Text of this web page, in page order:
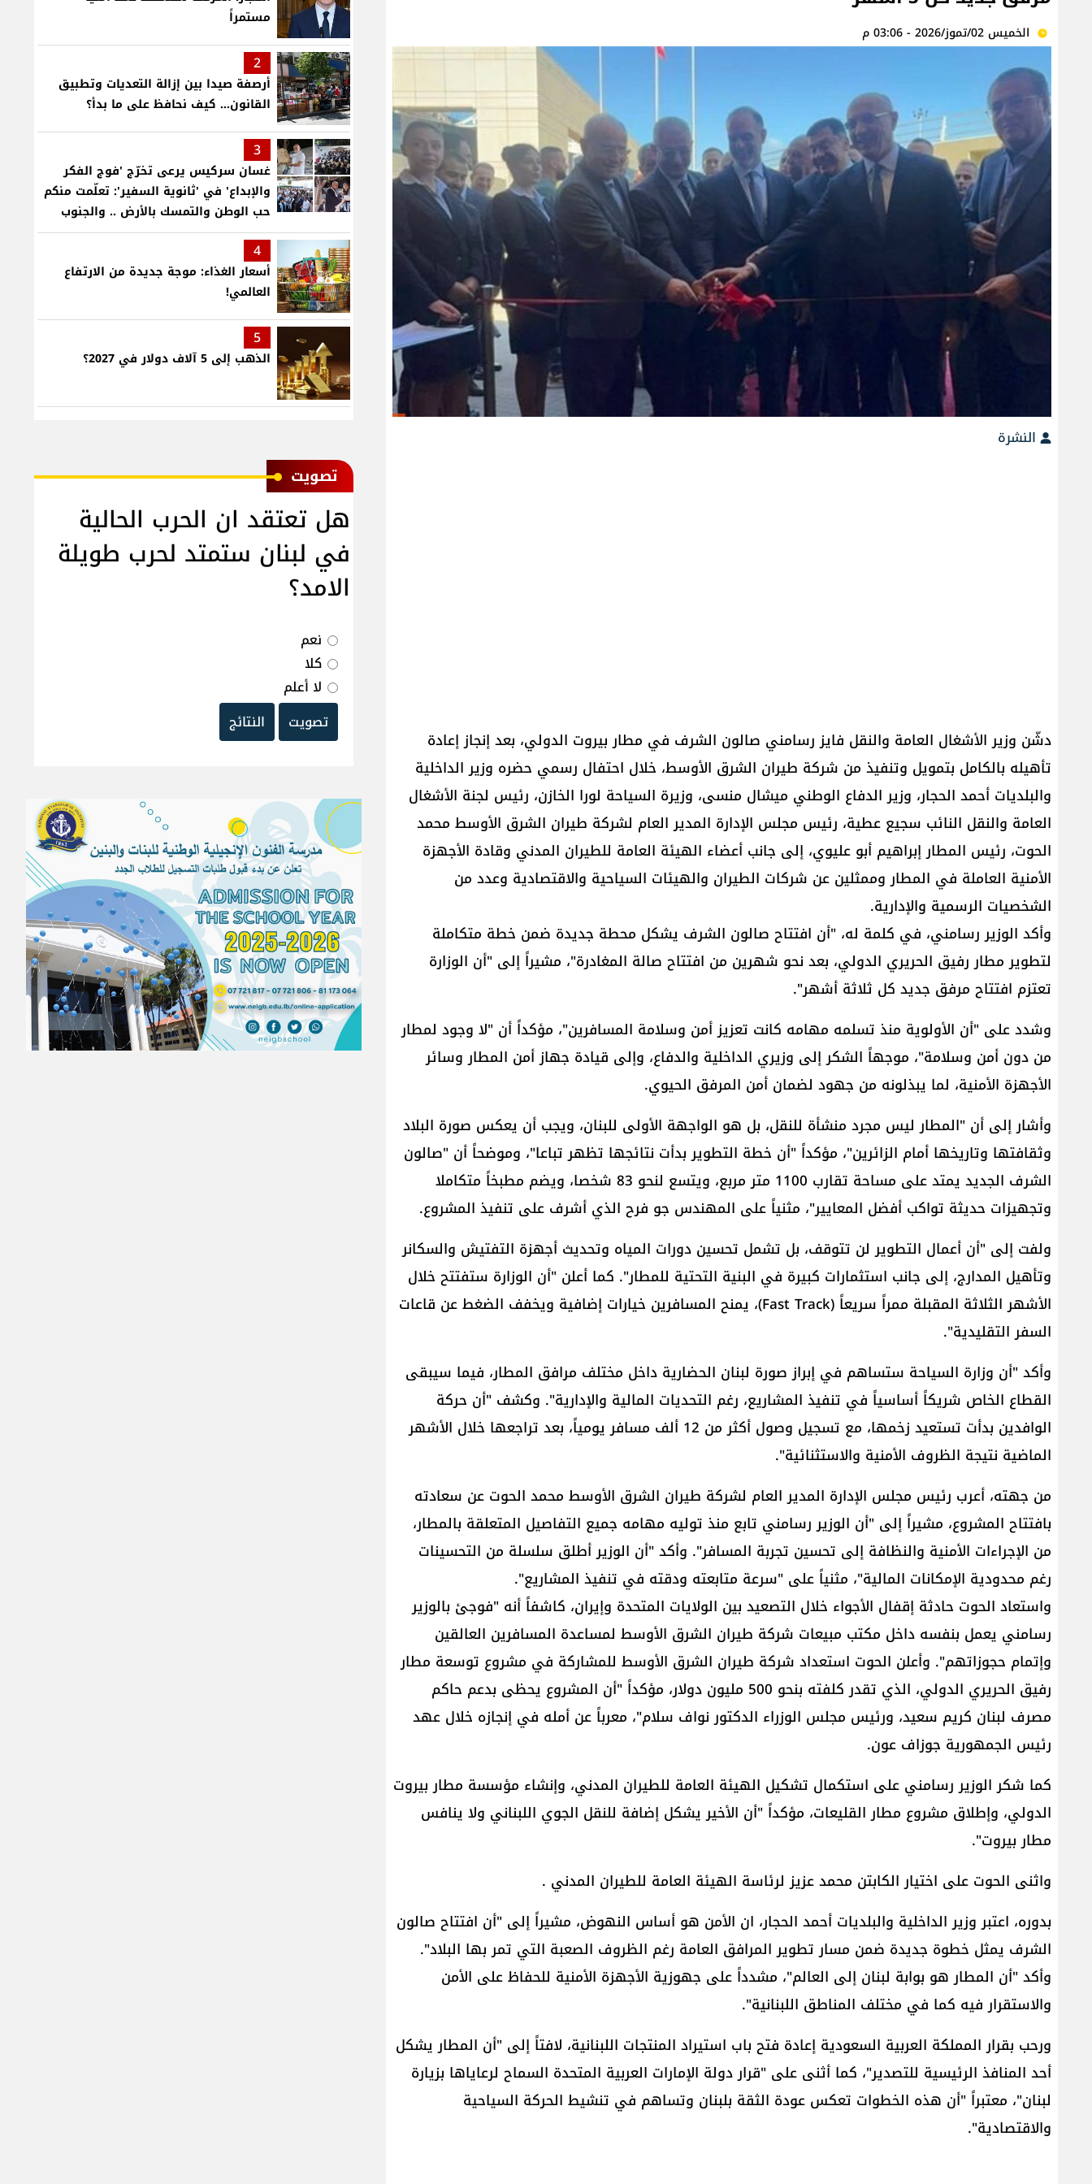
الخميس 02/تموز/2026 - 03:06 م
النشرة
دشّن وزير الأشغال العامة والنقل ​فايز رسامني​ صالون الشرف في ​مطار بيروت الدولي​، بعد إنجاز إعادة
تأهيله بالكامل بتمويل وتنفيذ من شركة طيران الشرق الأوسط، خلال احتفال رسمي حضره وزير الداخلية
والبلديات ​أحمد الحجار​، وزير الدفاع الوطني ​ميشال منسى​، وزيرة السياحة ​لورا الخازن​، رئيس لجنة الأشغال
العامة والنقل النائب ​سجيع عطية​، رئيس مجلس الإدارة المدير العام لشركة طيران الشرق الأوسط ​محمد
الحوت​، رئيس المطار ​إبراهيم أبو عليوي​، إلى جانب أعضاء الهيئة العامة للطيران المدني وقادة الأجهزة
الأمنية العاملة في المطار وممثلين عن شركات الطيران والهيئات السياحية والاقتصادية وعدد من
الشخصيات الرسمية والإدارية.
وأكد الوزير رسامني، في كلمة له، "أن افتتاح صالون الشرف يشكل محطة جديدة ضمن خطة متكاملة
لتطوير مطار رفيق الحريري الدولي، بعد نحو شهرين من افتتاح صالة المغادرة"، مشيراً إلى "أن الوزارة
تعتزم افتتاح مرفق جديد كل ثلاثة أشهر".
وشدد على "أن الأولوية منذ تسلمه مهامه كانت تعزيز أمن وسلامة المسافرين"، مؤكداً أن "لا وجود لمطار
من دون أمن وسلامة"، موجهاً الشكر إلى وزيري الداخلية والدفاع، وإلى قيادة جهاز أمن المطار وسائر
الأجهزة الأمنية، لما يبذلونه من جهود لضمان أمن المرفق الحيوي.
وأشار إلى أن "المطار ليس مجرد منشأة للنقل، بل هو الواجهة الأولى للبنان، ويجب أن يعكس صورة البلاد
وثقافتها وتاريخها أمام الزائرين"، مؤكداً "أن خطة التطوير بدأت نتائجها تظهر تباعا"، وموضحاً أن "صالون
الشرف الجديد يمتد على مساحة تقارب 1100 متر مربع، ويتسع لنحو 83 شخصا، ويضم مطبخاً متكاملا
وتجهيزات حديثة تواكب أفضل المعايير"، مثنياً على المهندس جو فرح الذي أشرف على تنفيذ المشروع.
ولفت إلى "أن أعمال التطوير لن تتوقف، بل تشمل تحسين دورات المياه وتحديث أجهزة التفتيش والسكانر
وتأهيل المدارج، إلى جانب استثمارات كبيرة في البنية التحتية للمطار". كما أعلن "أن الوزارة ستفتتح خلال
الأشهر الثلاثة المقبلة ممراً سريعاً (Fast Track)، يمنح المسافرين خيارات إضافية ويخفف الضغط عن قاعات
السفر التقليدية".
وأكد "أن وزارة السياحة ستساهم في إبراز صورة لبنان الحضارية داخل مختلف مرافق المطار، فيما سيبقى
القطاع الخاص شريكاً أساسياً في تنفيذ المشاريع، رغم التحديات المالية والإدارية". وكشف "أن حركة
الوافدين بدأت تستعيد زخمها، مع تسجيل وصول أكثر من 12 ألف مسافر يومياً، بعد تراجعها خلال الأشهر
الماضية نتيجة الظروف الأمنية والاستثنائية".
من جهته، أعرب رئيس مجلس الإدارة المدير العام لشركة طيران الشرق الأوسط محمد الحوت عن سعادته
بافتتاح المشروع، مشيراً إلى "أن الوزير رسامني تابع منذ توليه مهامه جميع التفاصيل المتعلقة بالمطار،
من الإجراءات الأمنية والنظافة إلى تحسين تجربة المسافر". وأكد "أن الوزير أطلق سلسلة من التحسينات
رغم محدودية الإمكانات المالية"، مثنياً على "سرعة متابعته ودقته في تنفيذ المشاريع".
واستعاد الحوت حادثة إقفال الأجواء خلال التصعيد بين الولايات المتحدة وإيران، كاشفاً أنه "فوجئ بالوزير
رسامني يعمل بنفسه داخل مكتب مبيعات شركة طيران الشرق الأوسط لمساعدة المسافرين العالقين
وإتمام حجوزاتهم". وأعلن الحوت استعداد شركة طيران الشرق الأوسط للمشاركة في مشروع توسعة مطار
رفيق الحريري الدولي، الذي تقدر كلفته بنحو 500 مليون دولار، مؤكداً "أن المشروع يحظى بدعم حاكم
مصرف لبنان كريم سعيد، ورئيس مجلس الوزراء الدكتور نواف سلام"، معرباً عن أمله في إنجازه خلال عهد
رئيس الجمهورية جوزاف عون.
كما شكر الوزير رسامني على استكمال تشكيل الهيئة العامة للطيران المدني، وإنشاء مؤسسة مطار بيروت
الدولي، وإطلاق مشروع مطار القليعات، مؤكداً "أن الأخير يشكل إضافة للنقل الجوي اللبناني ولا ينافس
مطار بيروت".
واثنى الحوت على اختيار الكابتن محمد عزيز لرئاسة الهيئة العامة للطيران المدني .
بدوره، اعتبر وزير الداخلية والبلديات أحمد الحجار، ان الأمن هو أساس النهوض، مشيراً إلى "أن افتتاح صالون
الشرف يمثل خطوة جديدة ضمن مسار تطوير المرافق العامة رغم الظروف الصعبة التي تمر بها البلاد".
وأكد "أن المطار هو بوابة لبنان إلى العالم"، مشدداً على جهوزية الأجهزة الأمنية للحفاظ على الأمن
والاستقرار فيه كما في مختلف المناطق اللبنانية".
ورحب بقرار المملكة العربية السعودية إعادة فتح باب استيراد المنتجات اللبنانية، لافتاً إلى "أن المطار يشكل
أحد المنافذ الرئيسية للتصدير"، كما أثنى على "قرار دولة الإمارات العربية المتحدة السماح لرعاياها بزيارة
لبنان"، معتبراً "أن هذه الخطوات تعكس عودة الثقة بلبنان وتساهم في تنشيط الحركة السياحية
والاقتصادية".
مستمراً
2
أرصفة صيدا بين إزالة التعديات وتطبيق
القانون... كيف نحافظ على ما بدأ؟
3
غسان سركيس يرعى تخرّج 'فوج الفكر
والإبداع' في 'ثانوية السفير': تعلّمت منكم
حب الوطن والتمسك بالأرض .. والجنوب
هو عزة وكرامة لبنان
4
أسعار الغذاء: موجة جديدة من الارتفاع
العالمي!
5
الذهب إلى 5 آلاف دولار في 2027؟
ﺗﺼﻮﻳﺖ
هل تعتقد ان الحرب الحالية
في لبنان ستمتد لحرب طويلة
الامد؟
نعم
كلا
لا أعلم
تصويت
النتائج